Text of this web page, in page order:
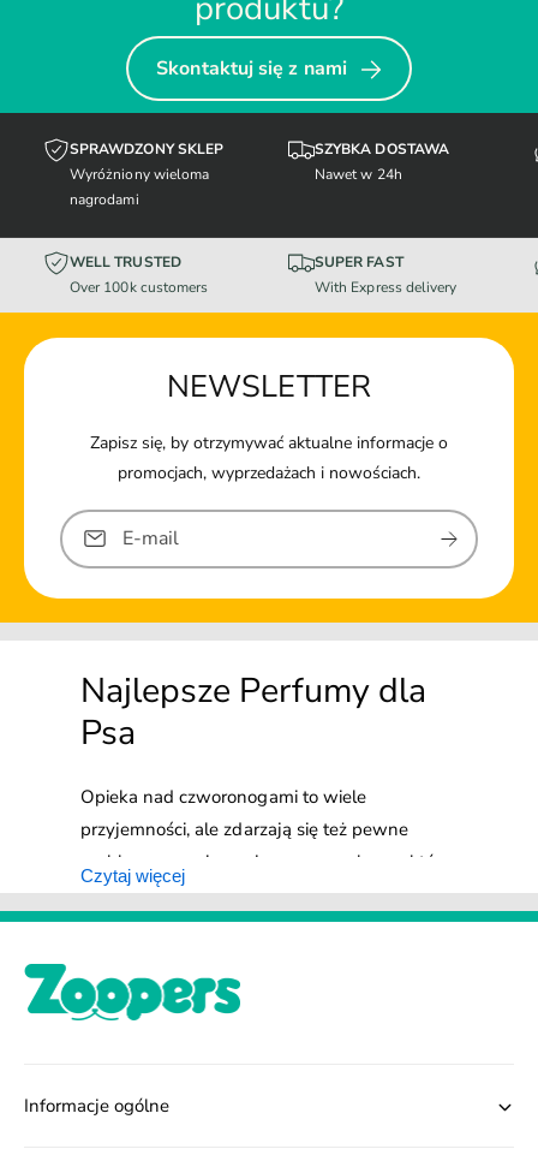
Skontaktuj się z nami
SPRAWDZONY SKLEP
Wyróżniony wieloma
nagrodami
SZYBKA DOSTAWA
Nawet w 24h
WELL TRUSTED
Over 100k customers
SUPER FAST
With Express delivery
NEWSLETTER
Zapisz się, by otrzymywać aktualne informacje o
promocjach, wyprzedażach i nowościach.
E-mail
Najlepsze Perfumy dla
Psa
Opieka nad czworonogami to wiele
przyjemności, ale zdarzają się też pewne
problemy, np. nieprzyjemny zapach psa, który
nasila się zwłaszcza, kiedy pupil zmoknie.
Rozwiązaniem tego problemu mogą być
przyjemne kompozycje zapachowe stworzone
właśnie z myślą o zwierzętach. W
nich całkowicie bezpieczne – nie podrażniają
Czytaj więcej
Informacje ogólne